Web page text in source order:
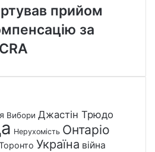
прийом
за
Вибори Джастін Трюдо
Нерухомість Онтаріо
Україна війна